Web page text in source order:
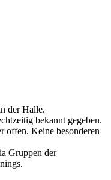
der Halle.
bekannt gegeben.
offen. Keine besonderen
Gruppen der